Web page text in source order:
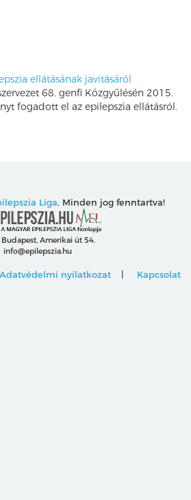
ellátásának javításáról
68. genfi Közgyűlésén 2015.
fogadott el az epilepszia ellátásról.
Liga. Minden jog fenntartva!
Amerikai út 54.
info@epilepszia.hu
Adatvédelmi nyilatkozat Kapcsolat